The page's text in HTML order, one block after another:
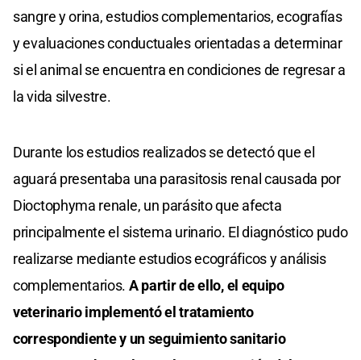
sangre y orina, estudios complementarios, ecografías
y evaluaciones conductuales orientadas a determinar
si el animal se encuentra en condiciones de regresar a
la vida silvestre.
Durante los estudios realizados se detectó que el
aguará presentaba una parasitosis renal causada por
Dioctophyma renale, un parásito que afecta
principalmente el sistema urinario. El diagnóstico pudo
realizarse mediante estudios ecográficos y análisis
complementarios. A partir de ello, el equipo
veterinario implementó el tratamiento
correspondiente y un seguimiento sanitario